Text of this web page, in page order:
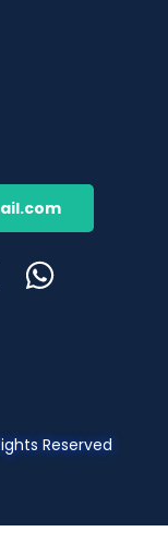
Reserved